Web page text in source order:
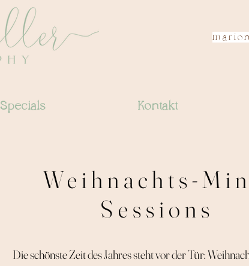
Specials Kontakt
Weihnachts-
Sessions
Die schönste Zeit des Jahres steht vor der Tür: